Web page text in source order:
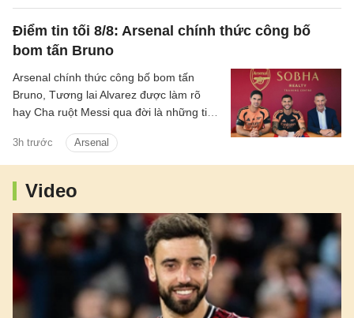
thương vụ này.
Điểm tin tối 8/8: Arsenal chính thức công bố
bom tấn Bruno
3h trước Arsenal
Arsenal chính thức công bố bom tấn
Bruno, Tương lai Alvarez được làm rõ
hay Cha ruột Messi qua đời là những tin
Video